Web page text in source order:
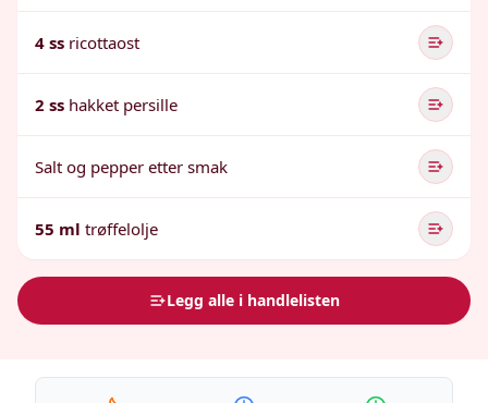
4 ss ricottaost
2 ss hakket persille
Salt og pepper etter smak
55 ml trøffelolje
Legg alle i handlelisten